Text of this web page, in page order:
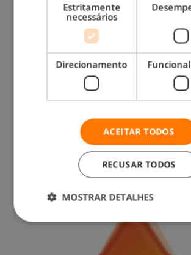
(chamada para rede fixa
Estritamente
necessários
Direcionamento
ACEITAR TODOS
RECUSAR TODOS
MOSTRAR DETALHES